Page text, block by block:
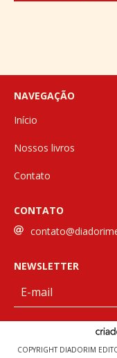
NAVEGAÇÃO
Início
Nossos livros
Contato
CONTATO
NEWSLETTER
COPYRIGHT DIADORIM